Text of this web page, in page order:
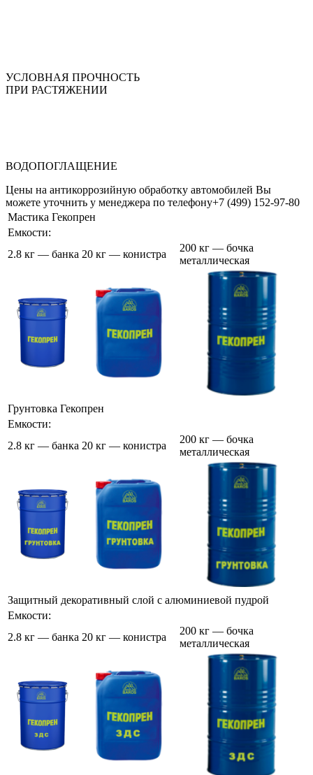
УСЛОВНАЯ ПРОЧНОСТЬ
ПРИ РАСТЯЖЕНИИ
ВОДОПОГЛАЩЕНИЕ
Цены на антикоррозийную обработку автомобилей Вы
можете уточнить у менеджера по телефону+7 (499) 152-97-80
Мастика Гекопрен
Емкости:
2.8 кг — банка 20 кг — конистра
200 кг — бочка
металлическая
Грунтовка Гекопрен
Емкости:
2.8 кг — банка 20 кг — конистра
200 кг — бочка
металлическая
Защитный декоративный слой с алюминиевой пудрой
Емкости:
2.8 кг — банка 20 кг — конистра
200 кг — бочка
металлическая